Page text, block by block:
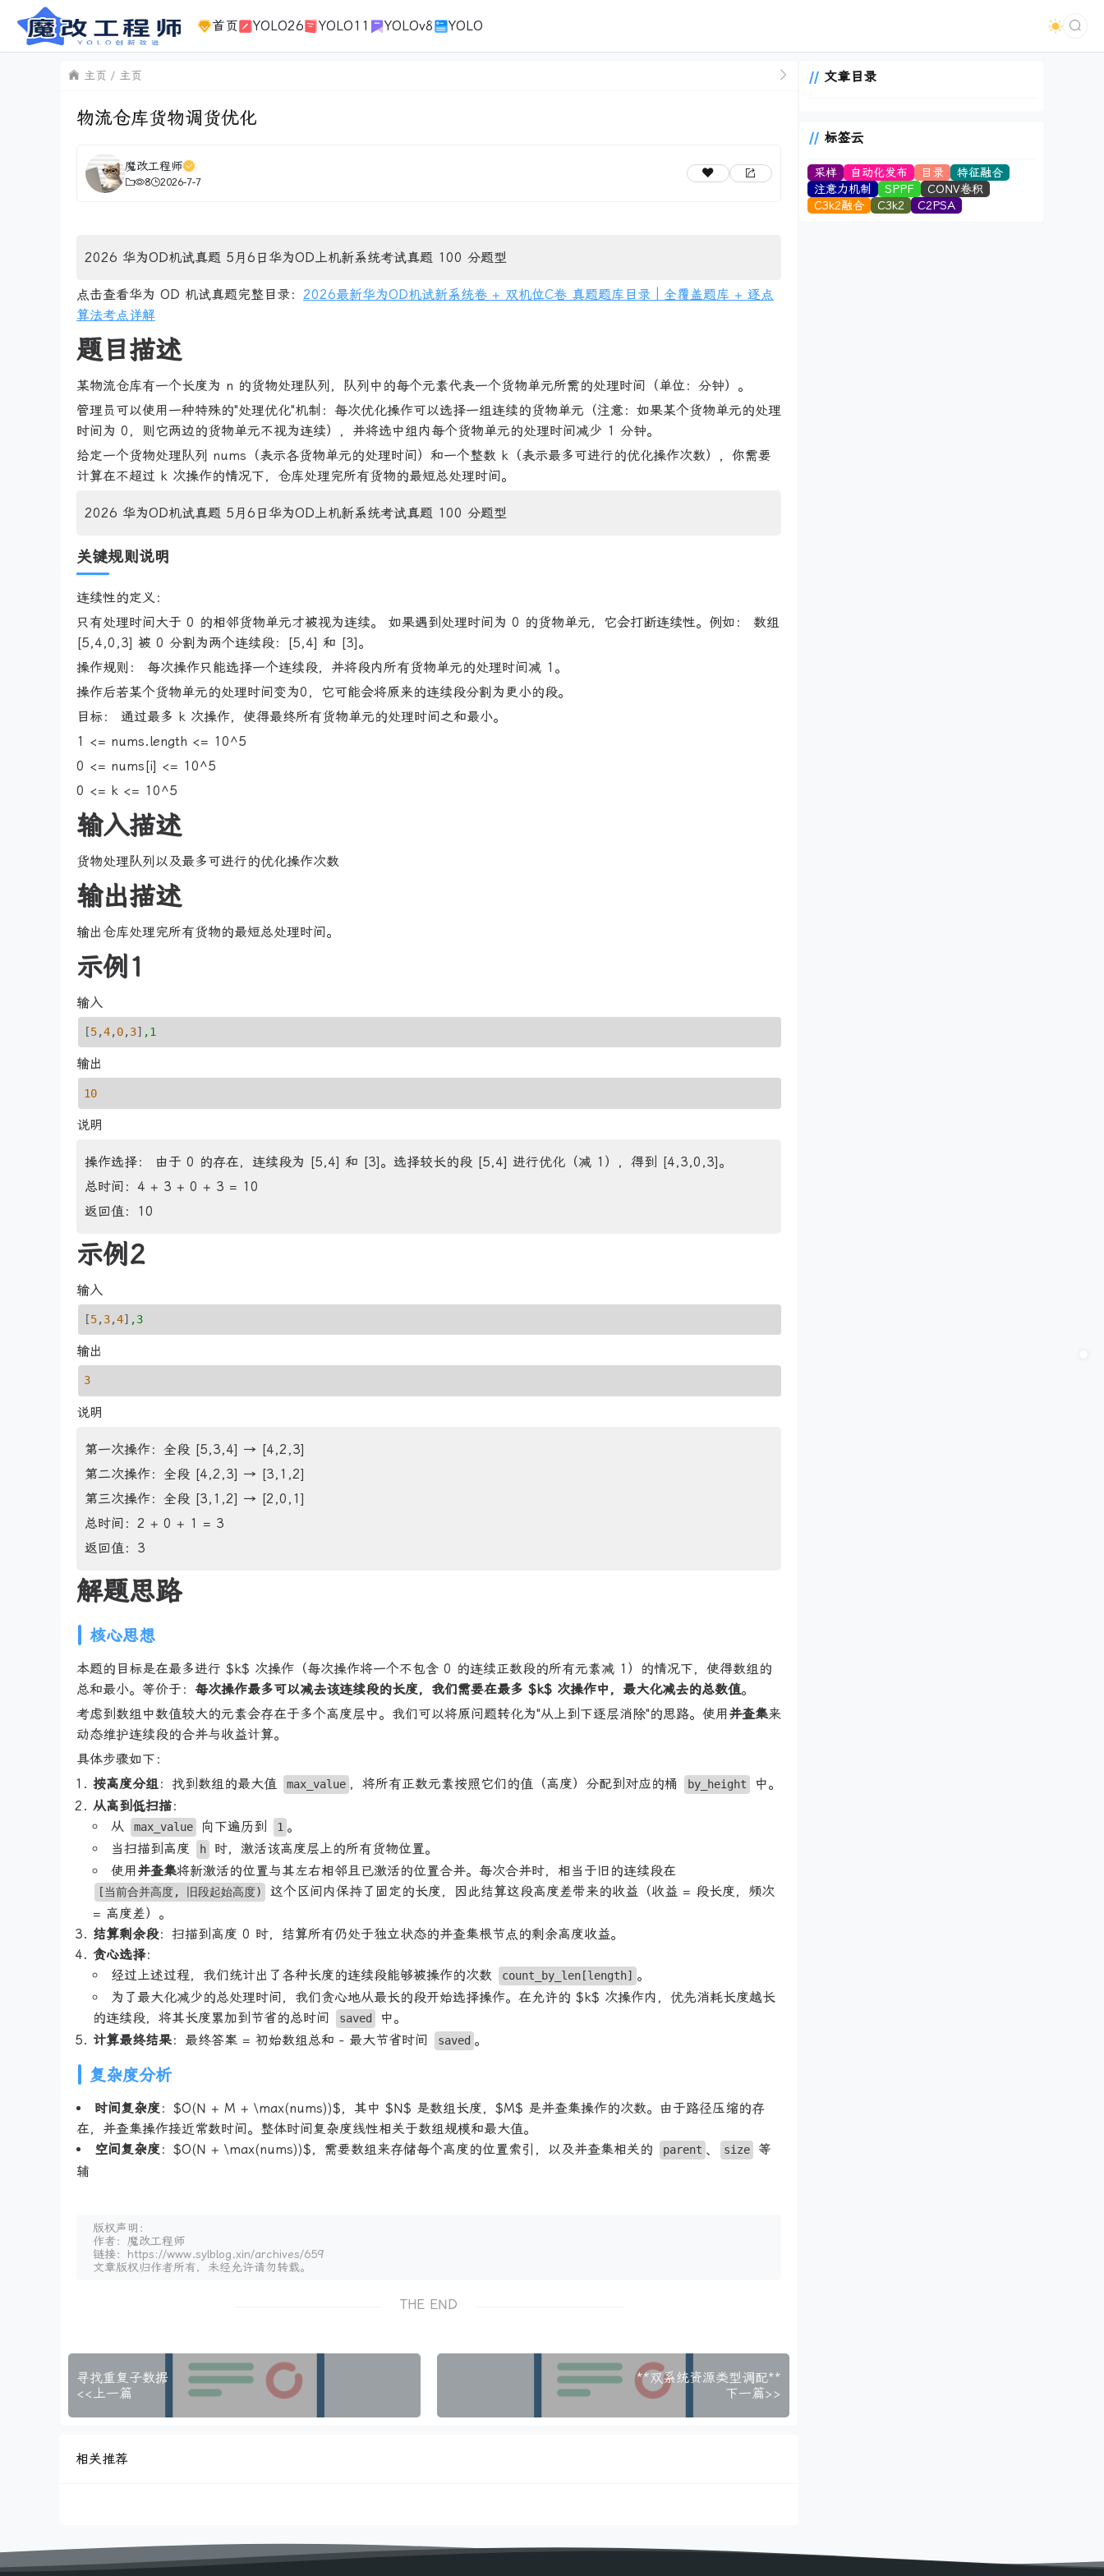
首页 YOLO26 YOLO11 YOLOv8 YOLO
主页 主页
物流仓库货物调货优化
魔改工程师
8 2026-7-7
2026 华为OD机试真题 5月6日华为OD上机新系统考试真题 100 分题型
点击查看华为 OD 机试真题完整目录： 2026最新华为OD机试新系统卷 + 双机位C卷 真题题库目录｜全覆盖题库 + 逐点
算法考点详解
题目描述
某物流仓库有一个长度为 n 的货物处理队列，队列中的每个元素代表一个货物单元所需的处理时间（单位：分钟）。
管理员可以使用一种特殊的"处理优化"机制：每次优化操作可以选择一组连续的货物单元（注意：如果某个货物单元的处理
时间为 0，则它两边的货物单元不视为连续），并将选中组内每个货物单元的处理时间减少 1 分钟。
给定一个货物处理队列 nums（表示各货物单元的处理时间）和一个整数 k（表示最多可进行的优化操作次数），你需要
计算在不超过 k 次操作的情况下，仓库处理完所有货物的最短总处理时间。
2026 华为OD机试真题 5月6日华为OD上机新系统考试真题 100 分题型
关键规则说明
连续性的定义：
只有处理时间大于 0 的相邻货物单元才被视为连续。 如果遇到处理时间为 0 的货物单元，它会打断连续性。例如： 数组
[5,4,0,3] 被 0 分割为两个连续段：[5,4] 和 [3]。
操作规则： 每次操作只能选择一个连续段，并将段内所有货物单元的处理时间减 1。
操作后若某个货物单元的处理时间变为0，它可能会将原来的连续段分割为更小的段。
目标： 通过最多 k 次操作，使得最终所有货物单元的处理时间之和最小。
1 <= nums.length <= 10^5
0 <= nums[i] <= 10^5
0 <= k <= 10^5
输入描述
货物处理队列以及最多可进行的优化操作次数
输出描述
输出仓库处理完所有货物的最短总处理时间。
示例1
输入
[5,4, 0, 3] ,1
输出
10
说明
操作选择： 由于 0 的存在，连续段为 [5,4] 和 [3]。选择较长的段 [5,4] 进行优化（减 1），得到 [4,3,0,3]。
总时间：4 + 3 + 0 + 3 = 10
返回值：10
示例2
输入
[5, 3,4] ,3
输出
3
说明
第一次操作：全段 [5,3,4] → [4,2,3]
第二次操作：全段 [4,2,3] → [3,1,2]
第三次操作：全段 [3,1,2] → [2,0,1]
总时间：2 + 0 + 1 = 3
返回值：3
解题思路
核心思想
本题的目标是在最多进行 $k$ 次操作（每次操作将一个不包含 0 的连续正数段的所有元素减 1）的情况下，使得数组的
总和最小。等价于： 每次操作最多可以减去该连续段的长度，我们需要在最多 $k$ 次操作中，最大化减去的总数值。
考虑到数组中数值较大的元素会存在于多个高度层中。我们可以将原问题转化为"从上到下逐层消除"的思路。使用并查集来
动态维护连续段的合并与收益计算。
具体步骤如下：
按高度分组 ：找到数组的最大值 max_value ，将所有正数元素按照它们的值（高度）分配到对应的桶 by_height
中。
从高到低扫描：
从
max_value 向下遍历到 1 。
当扫描到高度
h
时，激活该高度层上的所有货物位置。
使用并查集将新激活的位置与其左右相邻且已激活的位置合并。每次合并时，相当于旧的连续段在
[当前合并高度, 旧段起始高度)
这个区间内保持了固定的长度，因此结算这段高度差带来的收益（收益 = 段长度，频次
= 高度差）。
结算剩余段：扫描到高度 0 时，结算所有仍处于独立状态的并查集根节点的剩余高度收益。
贪心选择：
经过上述过程，我们统计出了各种长度的连续段能够被操作的次数
count_by_len[length] 。
为了最大化减少的总处理时间，我们贪心地从最长的段开始选择操作。在允许的 $k$ 次操作内，优先消耗长度越长
的连续段，将其长度累加到节省的总时间
saved
中。
计算最终结果：最终答案 = 初始数组总和 - 最大节省时间 saved 。
复杂度分析
时间复杂度 ：$O(N + M + \max(nums))$，其中 $N$ 是数组长度，$M$ 是并查集操作的次数。由于路径压缩的存
在，并查集操作接近常数时间。整体时间复杂度线性相关于数组规模和最大值。
空间复杂度 ：$O(N + \max(nums))$，需要数组来存储每个高度的位置索引，以及并查集相关的 parent 、 size
等
辅
版权声明：
作者：魔改工程师
链接：https://www.sylblog.xin/archives/659
文章版权归作者所有，未经允许请勿转载。
THE END
寻找重复子数据
<<上一篇
**双系统资源类型调配**
下一篇>>
相关推荐
文章目录
标签云
采样 自动化发布 目录
特征融合
注意力机制
SPPF
CONV卷积
C3k2融合
C3k2 C2PSA